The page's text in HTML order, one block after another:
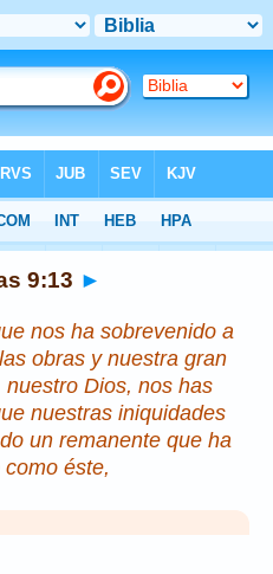
9:13 ►
nos ha sobrevenido a
obras y nuestra gran
Dios, nos has
nuestras iniquidades
un remanente que ha
éste,